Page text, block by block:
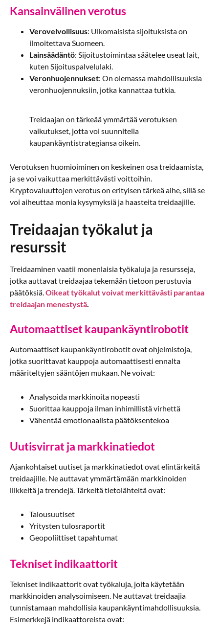
Kansainvälinen verotus
Verovelvollisuus: Ulkomaisista sijoituksista on
ilmoitettava Suomeen.
Lainsäädäntö: Sijoitustoimintaa säätelee useat lait,
kuten Sijoituspalvelulaki.
Veronhuojennukset: On olemassa mahdollisuuksia
veronhuojennuksiin, jotka kannattaa tutkia.
Treidaajan on tärkeää ymmärtää verotuksen
vaikutukset, jotta voi suunnitella
kaupankäyntistrategiansa oikein.
Verotuksen huomioiminen on keskeinen osa treidaamista,
ja se voi vaikuttaa merkittävästi voittoihin.
Kryptovaluuttojen verotus on erityisen tärkeä aihe, sillä se
voi aiheuttaa monia kysymyksiä ja haasteita treidaajille.
Treidaajan työkalut ja
resurssit
Treidaaminen vaatii monenlaisia työkaluja ja resursseja,
jotka auttavat treidaajaa tekemään tietoon perustuvia
päätöksiä.Oikeat työkalut voivat merkittävästi parantaa
treidaajan menestystä.
Automaattiset kaupankäyntirobotit
Automaattiset kaupankäyntirobotit ovat ohjelmistoja,
jotka suorittavat kauppoja automaattisesti ennalta
määriteltyjen sääntöjen mukaan. Ne voivat:
Analysoida markkinoita nopeasti
Suorittaa kauppoja ilman inhimillistä virhettä
Vähentää emotionaalista päätöksentekoa
Uutisvirrat ja markkinatiedot
Ajankohtaiset uutiset ja markkinatiedot ovat elintärkeitä
treidaajille. Ne auttavat ymmärtämään markkinoiden
liikkeitä ja trendejä. Tärkeitä tietolähteitä ovat:
Talousuutiset
Yritysten tulosraportit
Geopoliittiset tapahtumat
Tekniset indikaattorit
Tekniset indikaattorit ovat työkaluja, joita käytetään
markkinoiden analysoimiseen. Ne auttavat treidaajia
tunnistamaan mahdollisia kaupankäyntimahdollisuuksia.
Esimerkkejä indikaattoreista ovat: